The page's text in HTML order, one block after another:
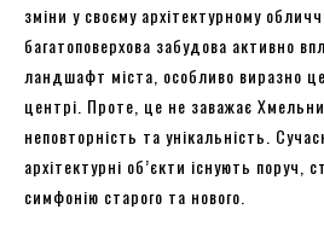
зміни у своєму архітектурному
багатоповерхова забудова активно
ландшафт міста, особливо виразно
центрі. Проте, це не заважає
неповторність та унікальність.
архітектурні об’єкти існують поруч,
симфонію старого та нового.